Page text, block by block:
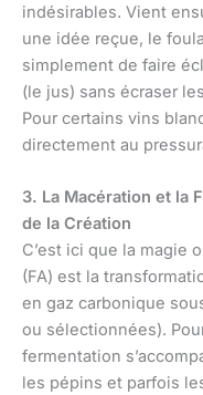
indésirables. Vient
une idée reçue, le
simplement de faire
(le jus) sans écraser
Pour certains vins
directement au
3. La Macération et la
de la Création
C’est ici que la magie
(FA) est la
en gaz carbonique
ou sélectionnées).
fermentation
les pépins et parfois